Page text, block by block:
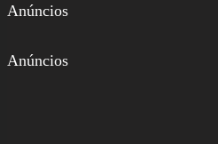
Anúncios
Anúncios